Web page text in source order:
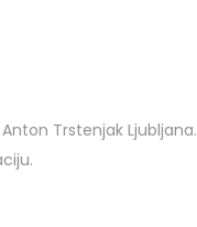
Trstenjak Ljubljana.